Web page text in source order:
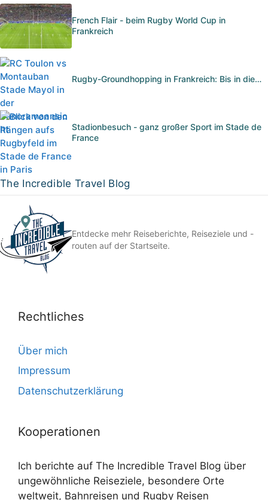
French Flair - beim Rugby World Cup in
Frankreich
Rugby-Groundhopping in Frankreich: Bis in die…
Stadionbesuch - ganz großer Sport im Stade de
France
The Incredible Travel Blog
Entdecke mehr Reiseberichte, Reiseziele und -
routen auf der Startseite.
Rechtliches
Über mich
Impressum
Datenschutzerklärung
Kooperationen
Ich berichte auf The Incredible Travel Blog über
ungewöhnliche Reiseziele, besondere Orte
weltweit, Bahnreisen und Rugby Reisen